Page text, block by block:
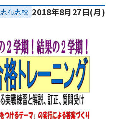
志布志校 2018年8月27日(月)